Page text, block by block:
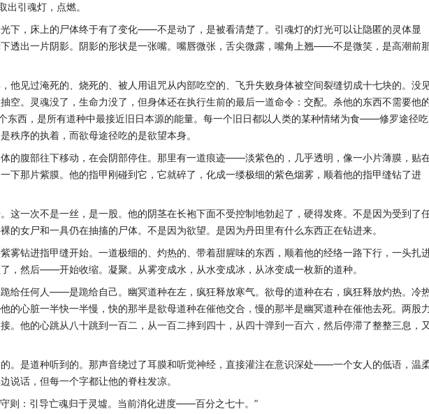
出引魂灯，点燃。
下，床上的尸体终于有了变化——不是动了，是被看清楚了。引魂灯的灯光可以让隐匿的灵体显
透出一片阴影。阴影的形状是一张嘴。嘴唇微张，舌尖微露，嘴角上翘——不是微笑，是高潮前
他见过淹死的、烧死的、被人用诅咒从内部吃空的、飞升失败身体被空间裂缝切成十七块的。没
。灵魂没了，生命力没了，但身体还在执行生前的最后一道命令：交配。杀他的东西不需要他
东西，是所有道种中最接近旧日本源的能量。每一个旧日都以人类的某种情绪为食——修罗途径吃
秩序的执着，而欲母途径吃的是欲望本身。
的腹部往下移动，在会阴部停住。那里有一道痕迹——淡紫色的，几乎透明，像一小片薄膜，贴
下那片紫膜。他的指甲刚碰到它，它就碎了，化成一缕极细的紫色烟雾，顺着他的指甲缝钻了进
这一次不是一丝，是一股。他的阴茎在长袍下面不受控制地勃起了，硬得发疼。不是因为受到了
女尸和一具仍在抽搐的尸体。不是因为欲望。是因为丹田里有什么东西正在钻进来。
雾钻进指甲缝开始。一道极细的、灼热的、带着甜腥味的东西，顺着他的经络一路下行，一头扎
，然后——开始收缩。凝聚。从雾变成水，从水变成冰，从冰变成一枚新的道种。
给任何人——是跪给自己。幽冥道种在左，疯狂释放寒气。欲母的道种在右，疯狂释放灼热。冷
心脏一半快一半慢，快的那半是欲母道种在催他交合，慢的那半是幽冥道种在催他去死。两股力
。他的心跳从八十跳到一百二，从一百二摔到四十，从四十弹到一百六，然后停滞了整整三息，又
。是道种听到的。那声音绕过了耳膜和听觉神经，直接灌注在意识深处——一个女人的低语，温
说话，但每一个字都让他的脊柱发凉。
则：引导亡魂归于灵墟。当前消化进度——百分之七十。”